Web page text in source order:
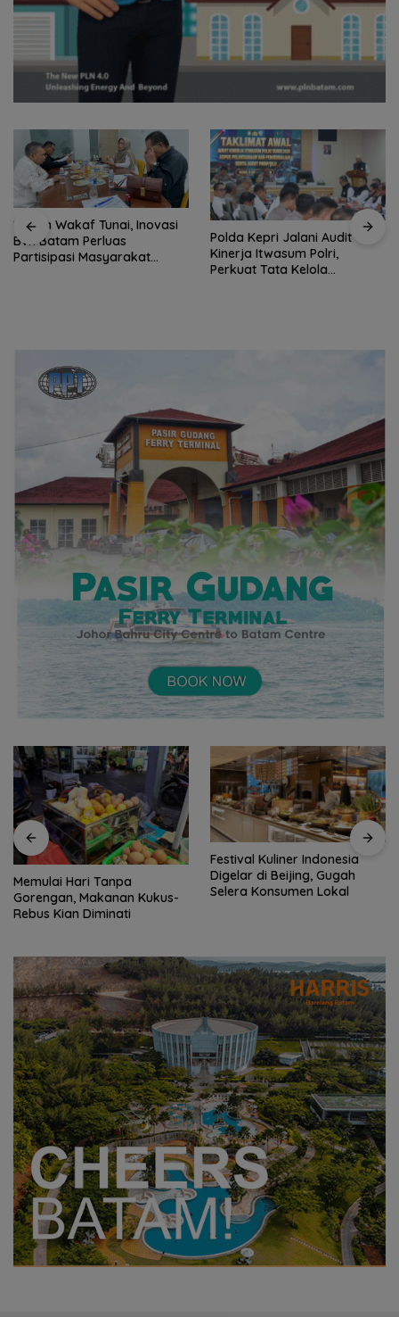
Polda Kepri Jalani Audit
Kinerja Itwasum Polri,
Perkuat Tata Kelola
Polres Anambas Tegaskan
Tidak Toleransi
Penyalahgunaan Narkoba,
Festival Kuliner Indonesia
Digelar di Beijing, Gugah
Selera Konsumen Lokal
Prodi Manajemen Kuliner
Politeknik Pariwisata Batam